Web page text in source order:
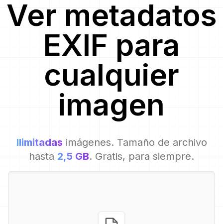
Ver metadatos
EXIF para
cualquier
imagen
Ilimitadas imágenes. Tamaño de archivo
hasta 2,5 GB. Gratis, para siempre.